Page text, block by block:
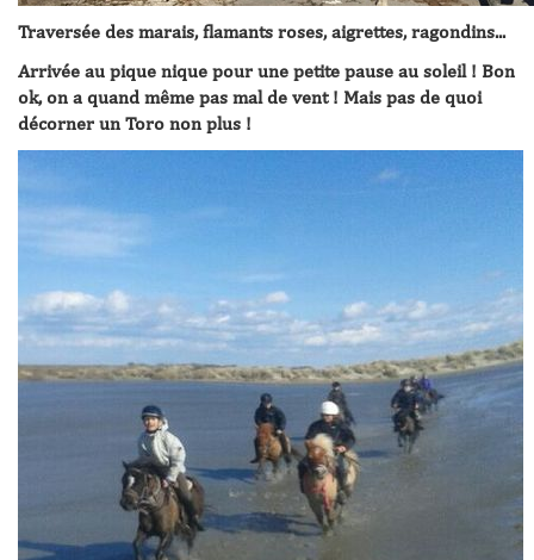
Traversée des marais, flamants roses, aigrettes, ragondins...
Arrivée au pique nique pour une petite pause au soleil ! Bon
ok, on a quand même pas mal de vent ! Mais pas de quoi
décorner un Toro non plus !